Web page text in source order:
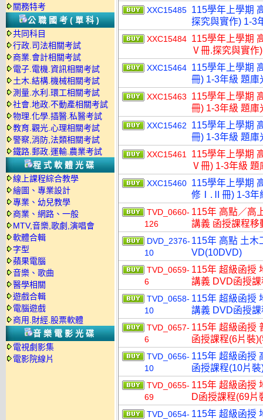
關務特考
公職國考(單科)
共同科目
行政.司法相關考試
商業.會計相關考試
電子.電機.資訊相關考試
土木.結構.機械相關考試
測量.水利.環工相關考試
社會.地政.不動產相關考試
物理.化學.插醫.私醫考試
教育.觀光.心理相關考試
警察,消防,法類相關考試
鐵路.郵政.運輸.農業考試
程式軟體光碟
線上課程綜合教學
繪圖、專業設計
專業、幼兒教學
商業、網路、一般
MTV,音樂,歌劇,演唱會
軟體合輯
字型
蘋果電腦
音樂、歌曲
醫學相關
遊戲合輯
電腦遊戲
商用.財經.股票軟體
音樂電影光碟
電視劇影集
電影院線片
XXC15485 115學年上學期
探究與實作) 1-3
XXC15484 115學年上學期
Ⅴ冊.探究與實作
XXC15464 115學年上學期
冊) 1-3年級 題庫
XXC15463
115學年上學期
冊) 1-3年級 題庫
XXC15462
115學年上學期
冊) 1-3年級 題庫
XXC15461
115學年上學期
Ⅴ冊) 1-3年級 題
XXC15460 115學年上學期
修Ⅰ.Ⅱ冊) 1-3年
TVD_0660-
126
115年 高點／高
講義 函授課程移
DVD_2376-
10
115年 高點 土木
VD(10DVD)
TVD_0659-
6
115年 超級函授
講義 DVD函授
TVD_0658-
10
115年 超級函授
講義 DVD函授
TVD_0657-
6
115年 超級函授
函授課程(6片裝
TVD_0656-
10
115年 超級函授
函授課程(10片
TVD_0655-
69
115年 超級函授
D函授課程(69片
TVD_0654- 115年 超級函授